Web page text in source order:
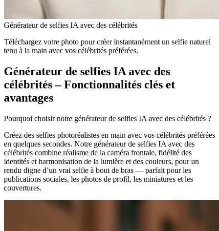
Générateur de selfies IA avec des célébrités
Téléchargez votre photo pour créer instantanément un selfie naturel
tenu à la main avec vos célébrités préférées.
Générateur de selfies IA avec des
célébrités – Fonctionnalités clés et
avantages
Pourquoi choisir notre générateur de selfies IA avec des célébrités ?
Créez des selfies photoréalistes en main avec vos célébrités préférées
en quelques secondes. Notre générateur de selfies IA avec des
célébrités combine réalisme de la caméra frontale, fidélité des
identités et harmonisation de la lumière et des couleurs, pour un
rendu digne d’un vrai selfie à bout de bras — parfait pour les
publications sociales, les photos de profil, les miniatures et les
couvertures.